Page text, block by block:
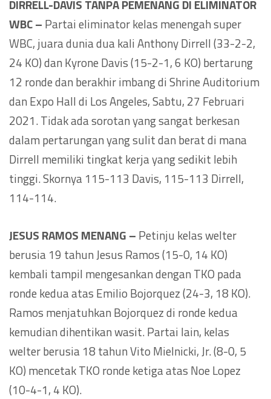
DIRRELL-DAVIS TANPA PEMENANG DI ELIMINATOR
WBC – Partai eliminator kelas menengah super
WBC, juara dunia dua kali Anthony Dirrell (33-2-2,
24 KO) dan Kyrone Davis (15-2-1, 6 KO) bertarung
12 ronde dan berakhir imbang di Shrine Auditorium
dan Expo Hall di Los Angeles, Sabtu, 27 Februari
2021. Tidak ada sorotan yang sangat berkesan
dalam pertarungan yang sulit dan berat di mana
Dirrell memiliki tingkat kerja yang sedikit lebih
tinggi. Skornya 115-113 Davis, 115-113 Dirrell,
114-114.
JESUS RAMOS MENANG – Petinju kelas welter
berusia 19 tahun Jesus Ramos (15-0, 14 KO)
kembali tampil mengesankan dengan TKO pada
ronde kedua atas Emilio Bojorquez (24-3, 18 KO).
Ramos menjatuhkan Bojorquez di ronde kedua
kemudian dihentikan wasit. Partai lain, kelas
welter berusia 18 tahun Vito Mielnicki, Jr. (8-0, 5
KO) mencetak TKO ronde ketiga atas Noe Lopez
(10-4-1, 4 KO).